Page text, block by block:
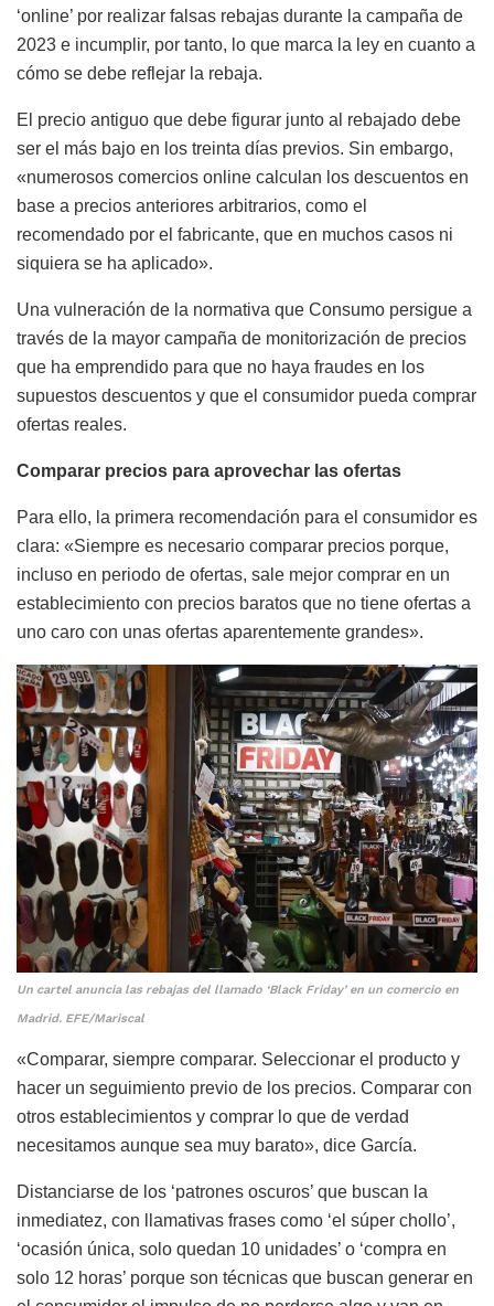
‘online’ por realizar falsas rebajas durante la campaña de
2023 e incumplir, por tanto, lo que marca la ley en cuanto a
cómo se debe reflejar la rebaja.
El precio antiguo que debe figurar junto al rebajado debe
ser el más bajo en los treinta días previos. Sin embargo,
«numerosos comercios online calculan los descuentos en
base a precios anteriores arbitrarios, como el
recomendado por el fabricante, que en muchos casos ni
siquiera se ha aplicado».
Una vulneración de la normativa que Consumo persigue a
través de la mayor campaña de monitorización de precios
que ha emprendido para que no haya fraudes en los
supuestos descuentos y que el consumidor pueda comprar
ofertas reales.
Comparar precios para aprovechar las ofertas
Para ello, la primera recomendación para el consumidor es
clara: «Siempre es necesario comparar precios porque,
incluso en periodo de ofertas, sale mejor comprar en un
establecimiento con precios baratos que no tiene ofertas a
uno caro con unas ofertas aparentemente grandes».
Un cartel anuncia las rebajas del llamado ‘Black Friday’ en un comercio en
Madrid. EFE/Mariscal
«Comparar, siempre comparar. Seleccionar el producto y
hacer un seguimiento previo de los precios. Comparar con
otros establecimientos y comprar lo que de verdad
necesitamos aunque sea muy barato», dice García.
Distanciarse de los ‘patrones oscuros’ que buscan la
inmediatez, con llamativas frases como ‘el súper chollo’,
‘ocasión única, solo quedan 10 unidades’ o ‘compra en
solo 12 horas’ porque son técnicas que buscan generar en